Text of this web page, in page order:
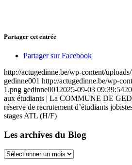
Partager cet entrée
Partager sur Facebook
http://actugedinne.be/wp-content/
gedinne001 http://actugedinne.be/wp-
1.png gedinne001 2025-09-03 09:39:54
aux étudiants | La COMMUNE DE
réserve de recrutement d’étudiants
stages ATL (H/F)
Les archives du Blog
Les